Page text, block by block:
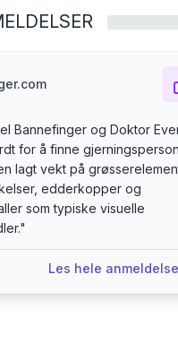
Bannefinger og Doktor
for å finne
lagt vekt på
edderkopper og
som typiske visuelle
"
Les hele